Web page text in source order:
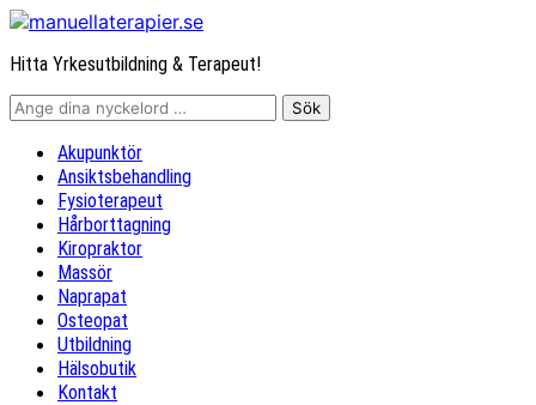
Hitta Yrkesutbildning & Terapeut!
Akupunktör
Ansiktsbehandling
Fysioterapeut
Hårborttagning
Kiropraktor
Massör
Naprapat
Osteopat
Utbildning
Hälsobutik
Kontakt